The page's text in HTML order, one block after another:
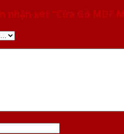
xét “Cửa Gỗ MDF